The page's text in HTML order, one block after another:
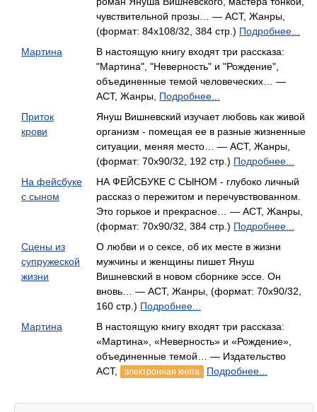
чувствительной прозы… — АСТ, Жанры,
(формат: 84x108/32, 384 стр.) Подробнее...
Мартина
В настоящую книгу входят три рассказа:
"Мартина", "Неверность" и "Рождение",
объединенные темой человеческих… —
АСТ, Жанры, Подробнее...
Приток
крови
Януш Вишневский изучает любовь как живой
организм - помещая ее в разные жизненные
ситуации, меняя место… — АСТ, Жанры,
(формат: 70x90/32, 192 стр.) Подробнее...
На фейсбуке
с сыном
НА ФЕЙСБУКЕ С СЫНОМ - глубоко личный
рассказ о пережитом и перечувствованном.
Это горькое и прекрасное… — АСТ, Жанры,
(формат: 70x90/32, 384 стр.) Подробнее...
Сцены из
супружеской
жизни
О любви и о сексе, об их месте в жизни
мужчины и женщины пишет Януш
Вишневский в новом сборнике эссе. Он
вновь… — АСТ, Жанры, (формат: 70x90/32,
160 стр.) Подробнее...
Мартина
В настоящую книгу входят три рассказа:
«Мартина», «Неверность» и «Рождение»,
объединенные темой… — Издательство
АСТ,
электронная книга Подробнее...